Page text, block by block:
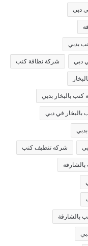
دبي
بدبي
دبي شركة نظافة كنب
بالبخار بدبي
بالبخار في دبي
شركه تنظيف كنب
بالشارقة